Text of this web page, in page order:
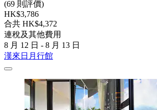
(69 則評價)
HK$3,786
合共 HK$4,372
連稅及其他費用
8 月 12 日 - 8 月 13 日
漢來日月行館